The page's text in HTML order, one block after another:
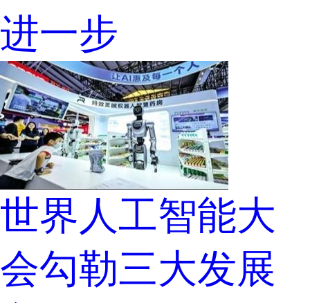
进一步
世界人工智能大
会勾勒三大发展